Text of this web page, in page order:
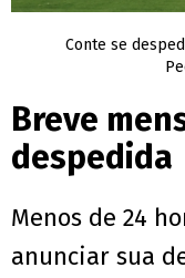
Conte se
Breve
despedida
Menos de 24
anunciar sua